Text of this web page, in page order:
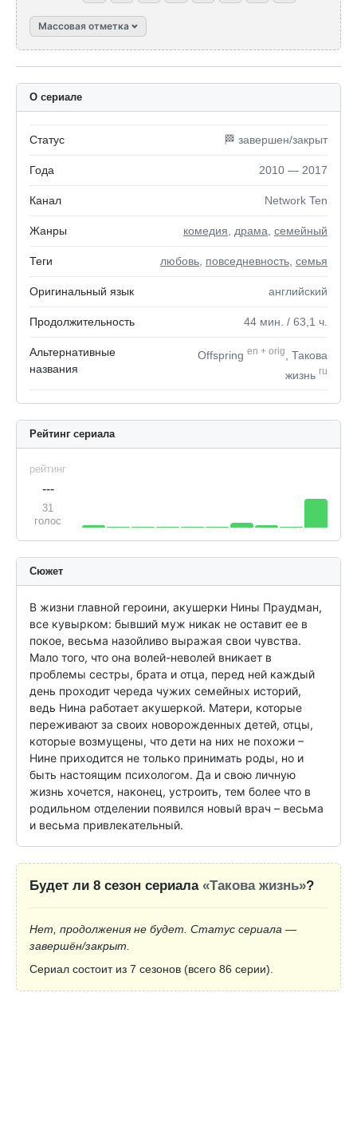
Массовая отметка
О сериале
Статус 🏁 завершен/закрыт
Года 2010 — 2017
Канал Network Ten
Жанры комедия драма семейный
Теги любовь повседневность семья
Оригинальный язык английский
Продолжительность 44 мин. / 63,1 ч.
Альтернативные
названия
Offspring en + orig
, Такова
жизнь ru
Рейтинг сериала
рейтинг
---
31
голос
Сюжет
В жизни главной героини, акушерки Нины Праудман,
все кувырком: бывший муж никак не оставит ее в
покое, весьма назойливо выражая свои чувства.
Мало того, что она волей-неволей вникает в
проблемы сестры, брата и отца, перед ней каждый
день проходит череда чужих семейных историй,
ведь Нина работает акушеркой. Матери, которые
переживают за своих новорожденных детей, отцы,
которые возмущены, что дети на них не похожи –
Нине приходится не только принимать роды, но и
быть настоящим психологом. Да и свою личную
жизнь хочется, наконец, устроить, тем более что в
родильном отделении появился новый врач – весьма
и весьма привлекательный.
Будет ли 8 сезон сериала «Такова жизнь»?
Нет, продолжения не будет. Статус сериала —
завершён/закрыт.
Сериал состоит из 7 сезонов (всего 86 серии).